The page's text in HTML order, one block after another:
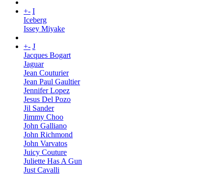
+- I
Iceberg
Issey Miyake
+- J
Jacques Bogart
Jaguar
Jean Couturier
Jean Paul Gaultier
Jennifer Lopez
Jesus Del Pozo
Jil Sander
Jimmy Choo
John Galliano
John Richmond
John Varvatos
Juicy Couture
Juliette Has A Gun
Just Cavalli